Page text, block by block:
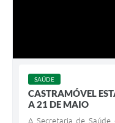
SAÚDE
CASTRAMÓVEL
A 21 DE MAIO
A Secretaria de